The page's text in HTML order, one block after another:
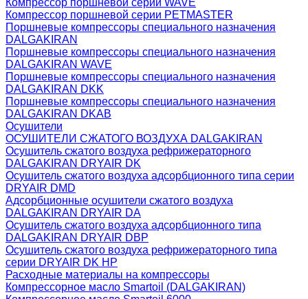
Компрессор поршневой серии WAVE
Компрессор поршневой серии PETMASTER
Поршневые компрессоры специального назначения
DALGAKIRAN
Поршневые компрессоры специального назначения
DALGAKIRAN WAVE
Поршневые компрессоры специального назначения
DALGAKIRAN DKK
Поршневые компрессоры специального назначения
DALGAKIRAN DKAB
Осушители
ОСУШИТЕЛИ СЖАТОГО ВОЗДУХА DALGAKIRAN
Осушитель сжатого воздуха рефрижераторного
DALGAKIRAN DRYAIR DK
Осушитель сжатого воздуха адсорбционного типа серии
DRYAIR DMD
Адсорбционные осушители сжатого воздуха
DALGAKIRAN DRYAIR DA
Осушитель сжатого воздуха адсорбционного типа
DALGAKIRAN DRYAIR DBP
Осушитель сжатого воздуха рефрижераторного типа
cерии DRYAIR DK HP
Расходные материалы на компрессоры
Компрессорное масло Smartoil (DALGAKIRAN)